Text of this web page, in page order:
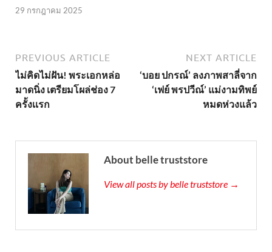
29 กรกฎาคม 2025
PREVIOUS ARTICLE
ไม่คิดไม่ฝัน! พระเอกหล่อ
มาดนิ่ง เตรียมโผล่ช่อง 7
ครั้งเเรก
NEXT ARTICLE
‘บอย ปกรณ์’ ลงภาพสาลี่จาก
‘เฟย์ พรปวีณ์’ แม่งามทิพย์
หมดห่วงแล้ว
About belle truststore
View all posts by belle truststore →